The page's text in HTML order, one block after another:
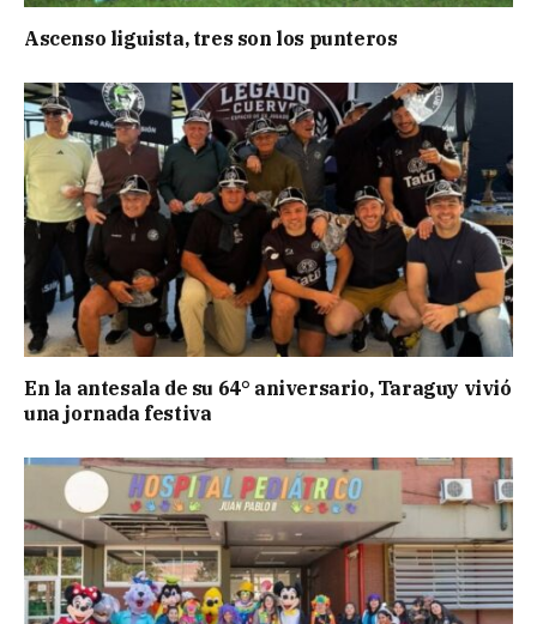
Ascenso liguista, tres son los punteros
En la antesala de su 64° aniversario, Taraguy vivió
una jornada festiva